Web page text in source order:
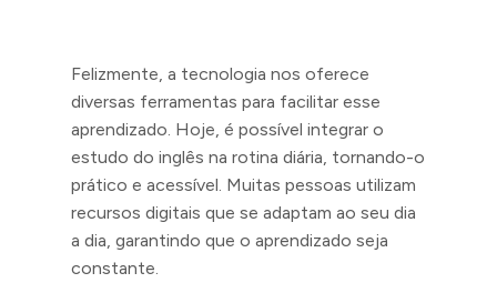
Felizmente, a tecnologia nos oferece
diversas ferramentas para facilitar esse
aprendizado. Hoje, é possível integrar o
estudo do inglês na rotina diária, tornando-o
prático e acessível. Muitas pessoas utilizam
recursos digitais que se adaptam ao seu dia
a dia, garantindo que o aprendizado seja
constante.